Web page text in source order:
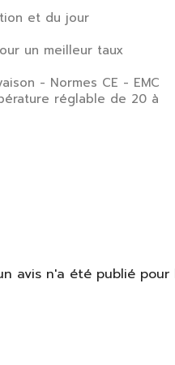
et du jour
un meilleur taux
- Normes CE - EMC
réglable de 20 à
avis n'a été publié pour